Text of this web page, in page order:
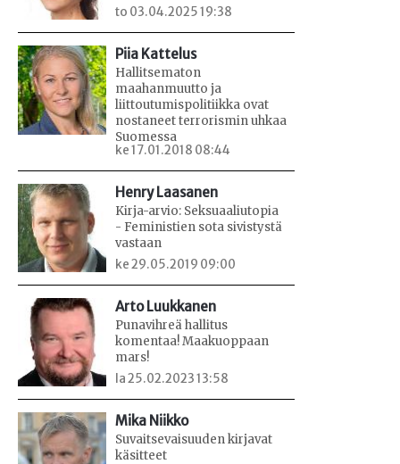
to 03.04.2025 19:38
Piia Kattelus
Hallitsematon
maahanmuutto ja
liittoutumispolitiikka ovat
nostaneet terrorismin uhkaa
Suomessa
ke 17.01.2018 08:44
Henry Laasanen
Kirja-arvio: Seksuaaliutopia
- Feministien sota sivistystä
vastaan
ke 29.05.2019 09:00
Arto Luukkanen
Punavihreä hallitus
komentaa! Maakuoppaan
mars!
la 25.02.2023 13:58
Mika Niikko
Suvaitsevaisuuden kirjavat
käsitteet